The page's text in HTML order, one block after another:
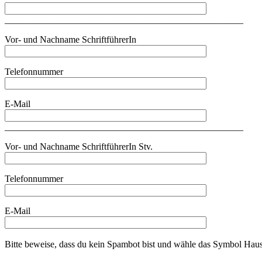
Vor- und Nachname SchriftführerIn
Telefonnummer
E-Mail
Vor- und Nachname SchriftführerIn Stv.
Telefonnummer
E-Mail
Bitte beweise, dass du kein Spambot bist und wähle das Symbol